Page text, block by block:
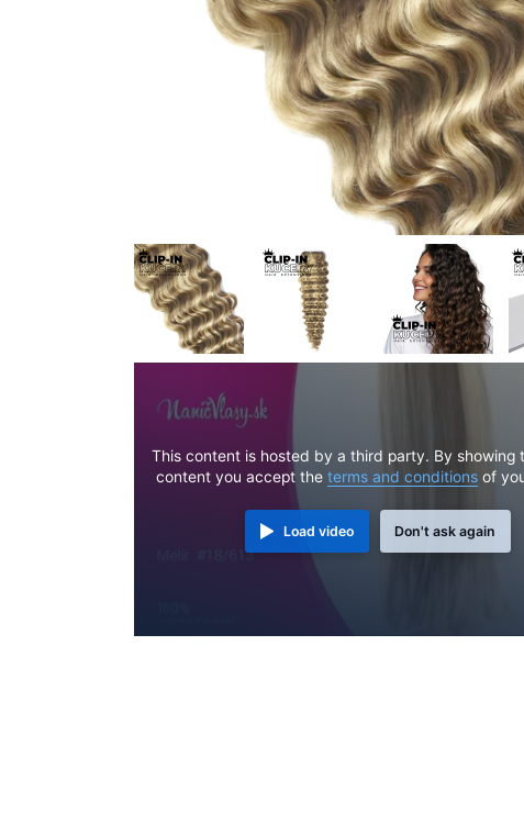
This content is hosted by a third party. By showing
content you accept theterms and conditions of
Load video Don't ask again